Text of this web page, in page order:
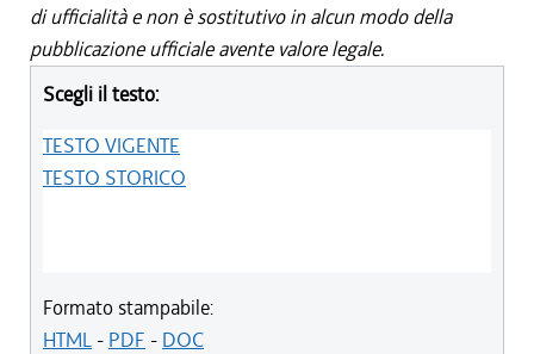
di ufficialità e non è sostitutivo in alcun modo della
pubblicazione ufficiale avente valore legale.
Scegli il testo:
TESTO VIGENTE
TESTO STORICO
Formato stampabile:
HTML- PDF - DOC